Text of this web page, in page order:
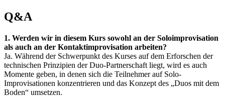
Q&A
1. Werden wir in diesem Kurs sowohl an der Soloimprovisation
als auch an der Kontaktimprovisation arbeiten?
Ja. Während der Schwerpunkt des Kurses auf dem Erforschen der
technischen Prinzipien der Duo-Partnerschaft liegt, wird es auch
Momente geben, in denen sich die Teilnehmer auf Solo-
Improvisationen konzentrieren und das Konzept des „Duos mit dem
Boden“ umsetzen.